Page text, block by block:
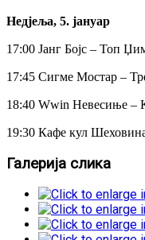
Недјеља, 5. јануар
17:00 Јанг Бојс – Топ
17:45 Сигме Мостар –
18:40 Wwin Невесиње –
19:30 Кафе кул
Галерија слика